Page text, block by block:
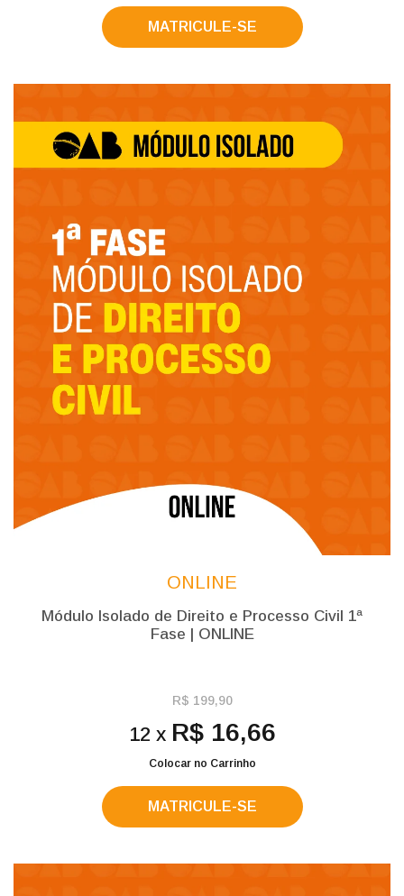
MATRICULE-SE
ONLINE
Módulo Isolado de Direito e Processo Civil 1ª
Fase | ONLINE
R$ 199,90
12 x R$ 16,66
Colocar no Carrinho
MATRICULE-SE